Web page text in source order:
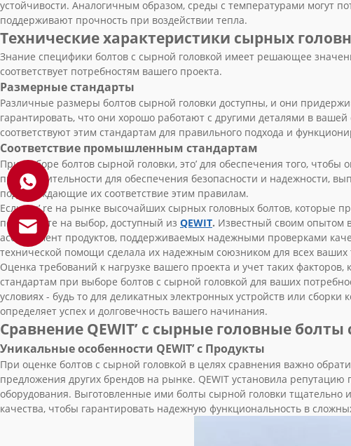
устойчивости. Аналогичным образом, среды с температурами могут
поддерживают прочность при воздействии тепла.
Технические характеристики сырных
Знание специфики болтов с сырной головкой имеет решающее
соответствует потребностям вашего проекта.
Размерные стандарты
Различные размеры болтов сырной головки доступны, и они
гарантировать, что они хорошо работают с другими деталями в
соответствуют этим стандартам для правильного подхода и
Соответствие промышленным стандартам
При выборе болтов сырной головки, это’ для обеспечения того, чтобы
производительности для обеспечения безопасности и надежности,
подтверждающие их соответствие этим правилам.
Если вы’ re на рынке высочайших сырных головных болтов, которые
посмотрите на выбор, доступный из QEWIT. Известный своим опытом
ассортимент продуктов, поддерживаемых надежными проверками
технической помощи сделала их надежным союзником для всех
Оценка требований к нагрузке вашего проекта и учет таких
стандартам при выборе болтов с сырной головкой для ваших
условиях - будь то для деликатных электронных устройств или
определяет успех и долговечность вашего начинания.
Сравнение QEWIT’ с сырные головные
Уникальные особенности QEWIT’ с Продукты
При оценке болтов с сырной головкой в целях сравнения важно
предложения других брендов на рынке. QEWIT установила
оборудования. Выготовленные ими болты сырной головки тщательно
качества, чтобы гарантировать надежную функциональность в